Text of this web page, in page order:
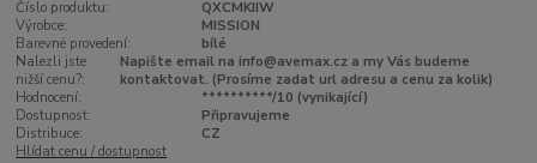
Číslo produktu:
QXCMKIIW
Výrobce:
MISSION
Barevné provedení:
bílé
Nalezli jste
nižší cenu?:
Napište email na info@avemax.cz a my Vás budeme
kontaktovat. (Prosíme zadat url adresu a cenu za kolik)
Hodnocení:
**********/10 (vynikající)
Dostupnost:
Připravujeme
Distribuce:
CZ
Hlídat cenu / dostupnost